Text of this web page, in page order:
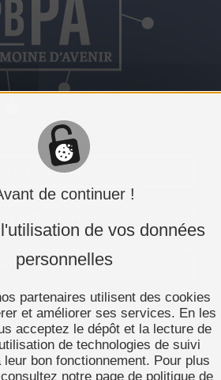
L'ASSOCIATION
ADHÉRER AU PBPA
PRESSE
EXPOSER
de continuer !
de vos données
personnelles
partenaires utilisent des cookies
et améliorer ses services. En les
acceptez le dépôt et la lecture de
de technologies de suivi
bon fonctionnement. Pour plus
notre page de politique de